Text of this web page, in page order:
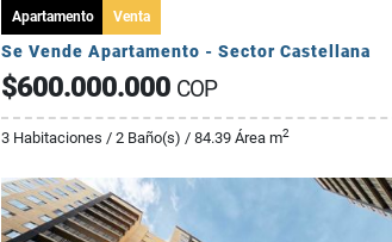
Apartamento Venta
Se Vende Apartamento - Sector Castellana
$600.000.000 COP
3 Habitaciones / 2 Baño(s) / 84.39 Área m2